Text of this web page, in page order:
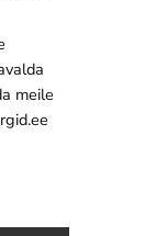
meile